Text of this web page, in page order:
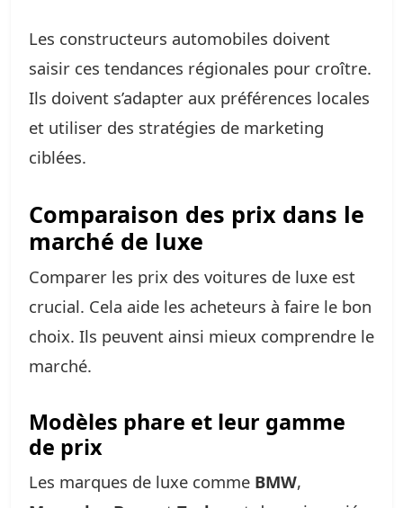
Les constructeurs automobiles doivent
saisir ces tendances régionales pour croître.
Ils doivent s’adapter aux préférences locales
et utiliser des stratégies de marketing
ciblées.
Comparaison des prix dans le
marché de luxe
Comparer les prix des voitures de luxe est
crucial. Cela aide les acheteurs à faire le bon
choix. Ils peuvent ainsi mieux comprendre le
marché.
Modèles phare et leur gamme
de prix
Les marques de luxe comme BMW,